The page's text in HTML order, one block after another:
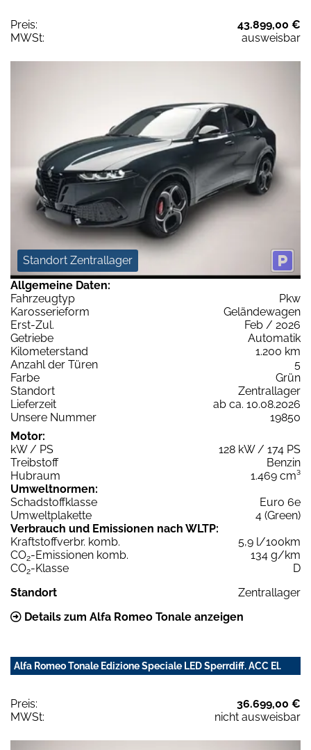
Preis:
43.899,00 €
MWSt:
ausweisbar
Standort Zentrallager
Allgemeine Daten:
Fahrzeugtyp
Pkw
Karosserieform
Geländewagen
Erst-Zul.
Feb / 2026
Getriebe
Automatik
Kilometerstand
1.200 km
Anzahl der Türen
5
Farbe
Grün
Standort
Zentrallager
Lieferzeit
ab ca. 10.08.2026
Unsere Nummer
19850
Motor:
kW / PS
128 kW / 174 PS
Treibstoff
Benzin
Hubraum
1.469 cm³
Umweltnormen:
Schadstoffklasse
Euro 6e
Umweltplakette
4 (Green)
Verbrauch und Emissionen nach WLTP:
Kraftstoffverbr. komb.
5,9 l/100km
CO2-Emissionen komb.
134 g/km
CO2-Klasse
D
Standort
Zentrallager
Details zum Alfa Romeo Tonale anzeigen
Alfa Romeo Tonale Edizione Speciale LED Sperrdiff. ACC El.
Preis:
36.699,00 €
MWSt:
nicht ausweisbar